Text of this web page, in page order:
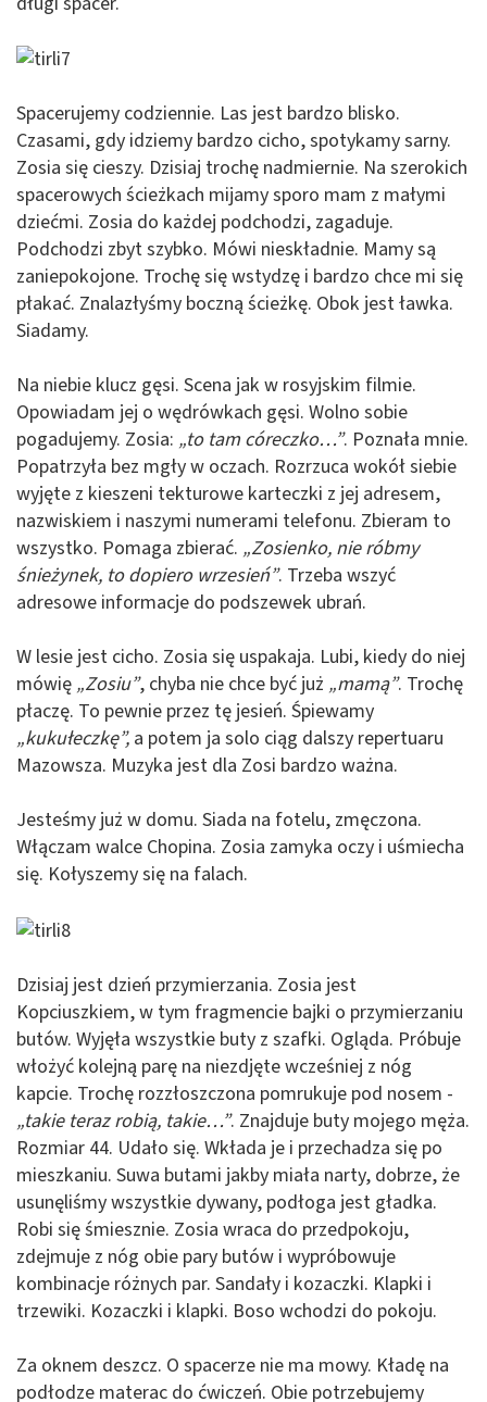
Spacerujemy codziennie. Las jest bardzo blisko.
Czasami, gdy idziemy bardzo cicho, spotykamy sarny.
Zosia się cieszy. Dzisiaj trochę nadmiernie. Na szerokich
spacerowych ścieżkach mijamy sporo mam z małymi
dziećmi. Zosia do każdej podchodzi, zagaduje.
Podchodzi zbyt szybko. Mówi nieskładnie. Mamy są
zaniepokojone. Trochę się wstydzę i bardzo chce mi się
płakać. Znalazłyśmy boczną ścieżkę. Obok jest ławka.
Siadamy.
Na niebie klucz gęsi. Scena jak w rosyjskim filmie.
Opowiadam jej o wędrówkach gęsi. Wolno sobie
pogadujemy. Zosia: „to tam córeczko…”. Poznała mnie.
Popatrzyła bez mgły w oczach. Rozrzuca wokół siebie
wyjęte z kieszeni tekturowe karteczki z jej adresem,
nazwiskiem i naszymi numerami telefonu. Zbieram to
wszystko. Pomaga zbierać. „Zosienko, nie róbmy
śnieżynek, to dopiero wrzesień”. Trzeba wszyć
adresowe informacje do podszewek ubrań.
W lesie jest cicho. Zosia się uspakaja. Lubi, kiedy do niej
mówię „Zosiu”, chyba nie chce być już „mamą”. Trochę
płaczę. To pewnie przez tę jesień. Śpiewamy
„kukułeczkę”, a potem ja solo ciąg dalszy repertuaru
Mazowsza. Muzyka jest dla Zosi bardzo ważna.
Jesteśmy już w domu. Siada na fotelu, zmęczona.
Włączam walce Chopina. Zosia zamyka oczy i uśmiecha
się. Kołyszemy się na falach.
Dzisiaj jest dzień przymierzania. Zosia jest
Kopciuszkiem, w tym fragmencie bajki o przymierzaniu
butów. Wyjęła wszystkie buty z szafki. Ogląda. Próbuje
włożyć kolejną parę na niezdjęte wcześniej z nóg
kapcie. Trochę rozzłoszczona pomrukuje pod nosem -
„takie teraz robią, takie…”. Znajduje buty mojego męża.
Rozmiar 44. Udało się. Wkłada je i przechadza się po
mieszkaniu. Suwa butami jakby miała narty, dobrze, że
usunęliśmy wszystkie dywany, podłoga jest gładka.
Robi się śmiesznie. Zosia wraca do przedpokoju,
zdejmuje z nóg obie pary butów i wypróbowuje
kombinacje różnych par. Sandały i kozaczki. Klapki i
trzewiki. Kozaczki i klapki. Boso wchodzi do pokoju.
Za oknem deszcz. O spacerze nie ma mowy. Kładę na
podłodze materac do ćwiczeń. Obie potrzebujemy